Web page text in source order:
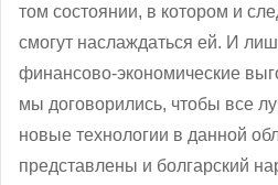
том состоянии, в котором и
смогут наслаждаться ей. И
финансово-экономические
мы договорились, чтобы все
новые технологии в данной
представлены и болгарский